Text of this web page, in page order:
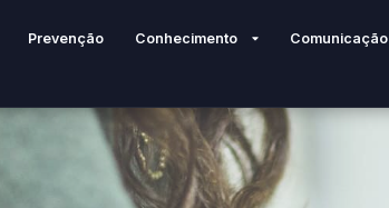
Prevenção Conhecimento Comunicação